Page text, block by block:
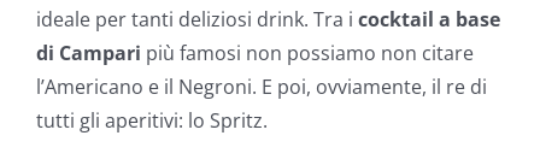
ideale per tanti deliziosi drink. Tra i cocktail a base
di Campari più famosi non possiamo non citare
l’Americano e il Negroni. E poi, ovviamente, il re di
tutti gli aperitivi: lo Spritz.